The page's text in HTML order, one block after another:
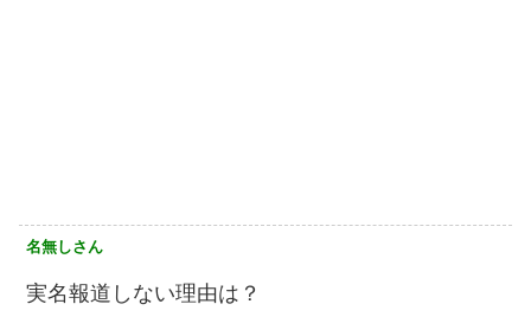
名無しさん
実名報道しない理由は？